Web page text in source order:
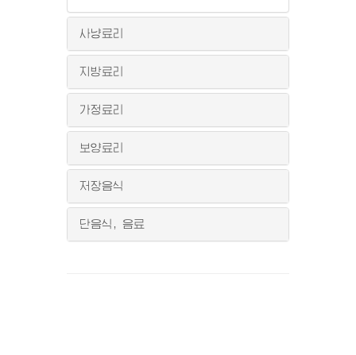
사냥료리
지방료리
가정료리
보양료리
저장음식
단음식, 음료